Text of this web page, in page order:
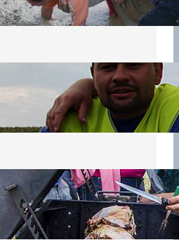
na prvním místě